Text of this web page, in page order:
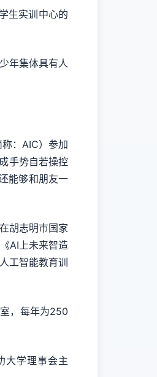
生实训中心的
年集体具有人
：AIC）参加
手势自若操控
能够和朋友一
胡志明市国家
AI上未来智造
工智能教育训
，每年为250
大学理事会主